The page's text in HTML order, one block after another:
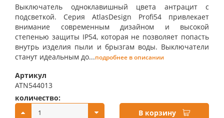
Выключатель одноклавишный цвета антрацит с
подсветкой. Серия AtlasDesign Profi54 привлекает
внимание современным дизайном и высокой
степенью защиты IP54, которая не позволяет попасть
внутрь изделия пыли и брызгам воды. Выключатели
станут идеальным до...подробнее в описании
Артикул
ATN544013
количество:
В корзину